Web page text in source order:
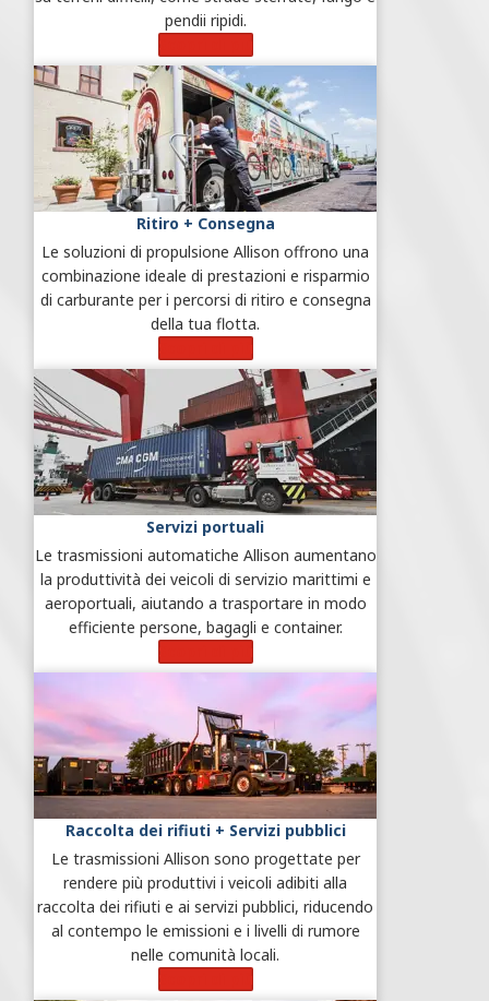
pendii ripidi.
Ritiro + Consegna
Le soluzioni di propulsione Allison offrono una
combinazione ideale di prestazioni e risparmio
di carburante per i percorsi di ritiro e consegna
della tua flotta.
Servizi portuali
Le trasmissioni automatiche Allison aumentano
la produttività dei veicoli di servizio marittimi e
aeroportuali, aiutando a trasportare in modo
efficiente persone, bagagli e container.
Raccolta dei rifiuti + Servizi pubblici
Le trasmissioni Allison sono progettate per
rendere più produttivi i veicoli adibiti alla
raccolta dei rifiuti e ai servizi pubblici, riducendo
al contempo le emissioni e i livelli di rumore
nelle comunità locali.